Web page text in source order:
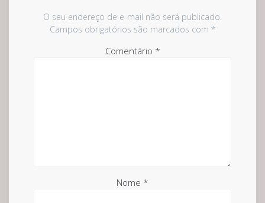
O seu endereço de e-mail não será publicado.
Campos obrigatórios são marcados com *
Comentário *
Nome *